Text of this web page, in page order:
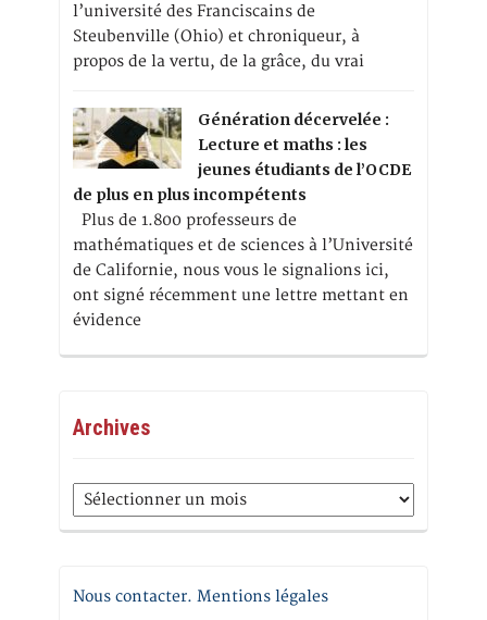
l’université des Franciscains de
Steubenville (Ohio) et chroniqueur, à
propos de la vertu, de la grâce, du vrai
Génération décervelée :
Lecture et maths : les
jeunes étudiants de l’OCDE
de plus en plus incompétents
Plus de 1.800 professeurs de
mathématiques et de sciences à l’Université
de Californie, nous vous le signalions ici,
ont signé récemment une lettre mettant en
évidence
Archives
Archives
Nous contacter. Mentions légales